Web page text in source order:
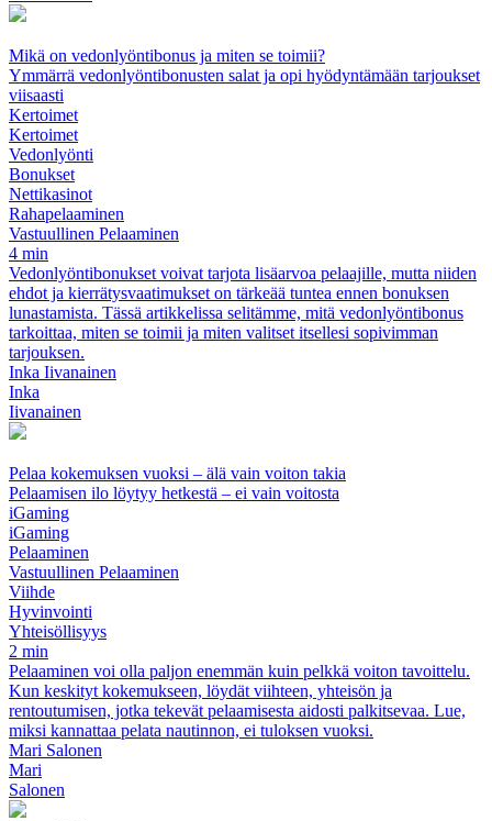
Mikä on vedonlyöntibonus ja miten se toimii?
Ymmärrä vedonlyöntibonusten salat ja opi hyödyntämään tarjoukset
viisaasti
Kertoimet
Kertoimet
Vedonlyönti
Bonukset
Nettikasinot
Rahapelaaminen
Vastuullinen Pelaaminen
4 min
Vedonlyöntibonukset voivat tarjota lisäarvoa pelaajille, mutta niiden
ehdot ja kierrätysvaatimukset on tärkeää tuntea ennen bonuksen
lunastamista. Tässä artikkelissa selitämme, mitä vedonlyöntibonus
tarkoittaa, miten se toimii ja miten valitset itsellesi sopivimman
tarjouksen.
Inka Iivanainen
Inka
Iivanainen
Pelaa kokemuksen vuoksi – älä vain voiton takia
Pelaamisen ilo löytyy hetkestä – ei vain voitosta
iGaming
iGaming
Pelaaminen
Vastuullinen Pelaaminen
Viihde
Hyvinvointi
Yhteisöllisyys
2 min
Pelaaminen voi olla paljon enemmän kuin pelkkä voiton tavoittelu.
Kun keskityt kokemukseen, löydät viihteen, yhteisön ja
rentoutumisen, jotka tekevät pelaamisesta aidosti palkitsevaa. Lue,
miksi kannattaa pelata nautinnon, ei tuloksen vuoksi.
Mari Salonen
Mari
Salonen